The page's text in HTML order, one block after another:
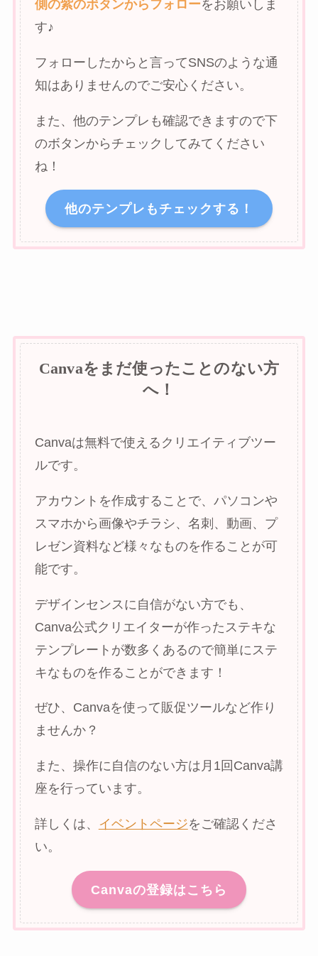
側の紫のボタンからフォローをお願いしま
す♪
フォローしたからと言ってSNSのような通
知はありませんのでご安心ください。
また、他のテンプレも確認できますので下
のボタンからチェックしてみてください
ね！
他のテンプレもチェックする！
Canvaをまだ使ったことのない方
へ！
Canvaは無料で使えるクリエイティブツー
ルです。
アカウントを作成することで、パソコンや
スマホから画像やチラシ、名刺、動画、プ
レゼン資料など様々なものを作ることが可
能です。
デザインセンスに自信がない方でも、
Canva公式クリエイターが作ったステキな
テンプレートが数多くあるので簡単にステ
キなものを作ることができます！
ぜひ、Canvaを使って販促ツールなど作り
ませんか？
また、操作に自信のない方は月1回Canva講
座を行っています。
詳しくは、 イベントページをご確認くださ
い。
Canvaの登録はこちら